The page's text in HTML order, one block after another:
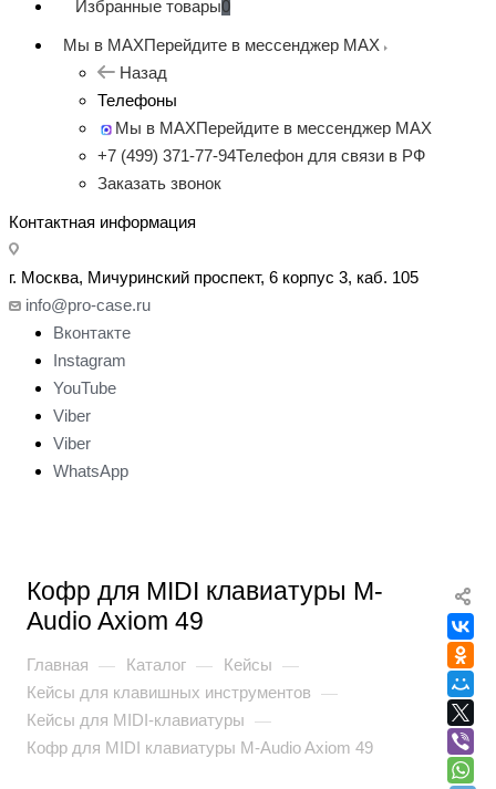
Избранные товары0
Мы в MAXПерейдите в мессенджер MAX
Назад
Телефоны
Мы в MAXПерейдите в мессенджер MAX
+7 (499) 371-77-94Телефон для связи в РФ
Заказать звонок
Контактная информация
г. Москва, Мичуринский проспект, 6 корпус 3, каб. 105
info@pro-case.ru
Вконтакте
Instagram
YouTube
Viber
Viber
WhatsApp
Кофр для MIDI клавиатуры M-
Audio Axiom 49
Главная — Каталог — Кейсы —
Кейсы для клавишных инструментов —
Кейсы для MIDI-клавиатуры —
Кофр для MIDI клавиатуры M-Audio Axiom 49